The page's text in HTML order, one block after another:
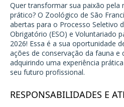
Quer transformar sua paixão pela
prático? O Zoológico de São
abertas para o Processo Seletivo
Obrigatório (ESO) e Voluntariado
2026! Essa é a sua oportunidade
ações de conservação da fauna e
adquirindo uma experiência
seu futuro profissional.
RESPONSABILIDADES E